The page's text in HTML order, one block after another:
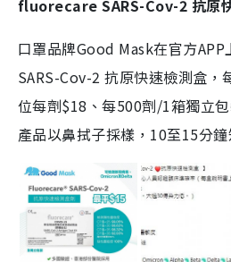
fluorecare SARS-Cov-2 抗原
口罩品牌Good Mask在官方
SARS-Cov-2 抗原快速檢測盒，
位每劑$18、每500劑/1箱獨立
產品以鼻拭子採樣，10至15分鐘